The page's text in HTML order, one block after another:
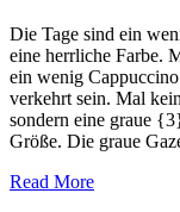
Die Tage sind ein
eine herrliche Farbe.
ein wenig
verkehrt sein. Mal
sondern eine graue
Größe. Die graue
Read More